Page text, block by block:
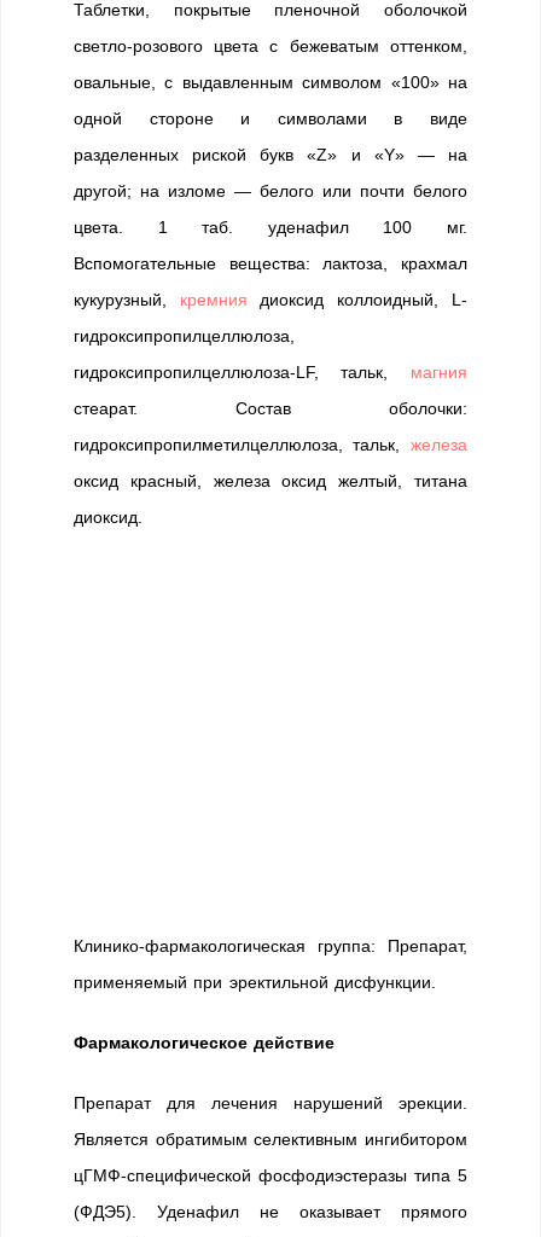
Таблетки, покрытые пленочной оболочкой
светло-розового цвета с бежеватым оттенком,
овальные, с выдавленным символом «100» на
одной стороне и символами в виде
разделенных риской букв «Z» и «Y» — на
другой; на изломе — белого или почти белого
цвета. 1 таб. уденафил 100 мг.
Вспомогательные вещества: лактоза, крахмал
кукурузный, кремния диоксид коллоидный, L-
гидроксипропилцеллюлоза,
гидроксипропилцеллюлоза-LF, тальк, магния
стеарат. Состав оболочки:
гидроксипропилметилцеллюлоза, тальк, железа
оксид красный, железа оксид желтый, титана
диоксид.
Клинико-фармакологическая группа: Препарат,
применяемый при эректильной дисфункции.
Фармакологическое действие
Препарат для лечения нарушений эрекции.
Является обратимым селективным ингибитором
цГМФ-специфической фосфодиэстеразы типа 5
(ФДЭ5). Уденафил не оказывает прямого